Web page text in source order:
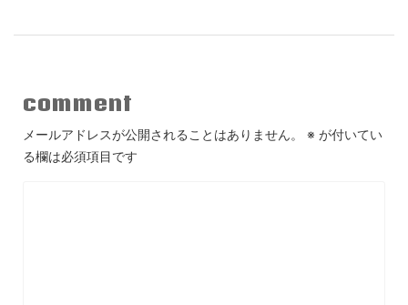
comment
メールアドレスが公開されることはありません。 ※ が付いてい
る欄は必須項目です